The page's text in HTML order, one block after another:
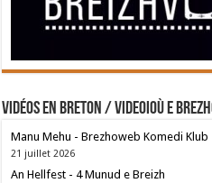
Vidéos en breton / Videoioù e
Manu Mehu - Brezhoweb Komedi Klub
21 juillet 2026
An Hellfest - 4 Munud e Breizh